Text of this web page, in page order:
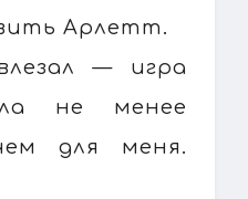
Арлетт.
— игра
не менее
для меня.